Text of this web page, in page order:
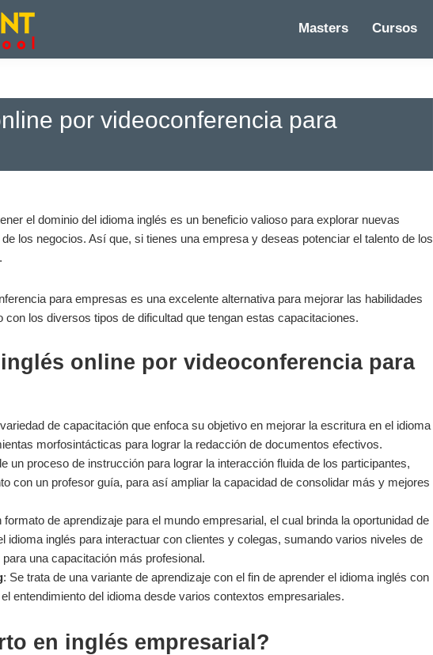
Masters Cursos
por videoconferencia para
el dominio del idioma inglés es un beneficio valioso para explorar nuevas
los negocios. Así que, si tienes una empresa y deseas potenciar el talento de los
para empresas es una excelente alternativa para mejorar las habilidades
con los diversos tipos de dificultad que tengan estas capacitaciones.
online por videoconferencia para
de capacitación que enfoca su objetivo en mejorar la escritura en el idioma
morfosintácticas para lograr la redacción de documentos efectivos.
un proceso de instrucción para lograr la interacción fluida de los participantes,
con un profesor guía, para así ampliar la capacidad de consolidar más y mejores
formato de aprendizaje para el mundo empresarial, el cual brinda la oportunidad de
idioma inglés para interactuar con clientes y colegas, sumando varios niveles de
una capacitación más profesional.
: Se trata de una variante de aprendizaje con el fin de aprender el idioma inglés con
entendimiento del idioma desde varios contextos empresariales.
en inglés empresarial?